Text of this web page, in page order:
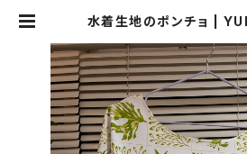
水着生地のポンチョ |